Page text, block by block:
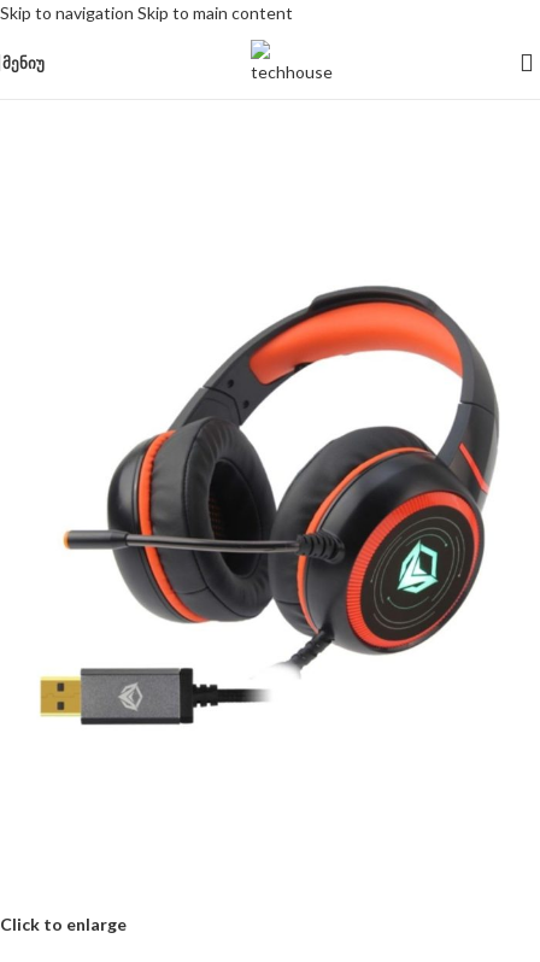
Skip to navigation Skip to main content
ᲛᲔᲜᲘᲣ
Click to enlarge